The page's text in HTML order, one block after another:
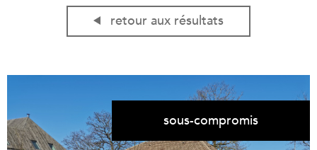
retour aux résultats
sous-compromis